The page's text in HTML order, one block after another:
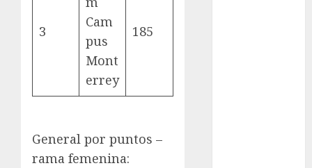
3
Cam
pus
Mont
errey
185
General por puntos –
rama femenina: